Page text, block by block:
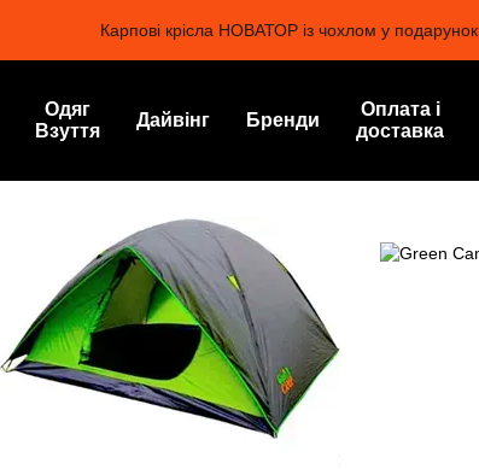
Карпові крісла НОВАТОР із чохлом у подарунок
Одяг
Взуття
Дайвінг Бренди
Оплата і
доставка